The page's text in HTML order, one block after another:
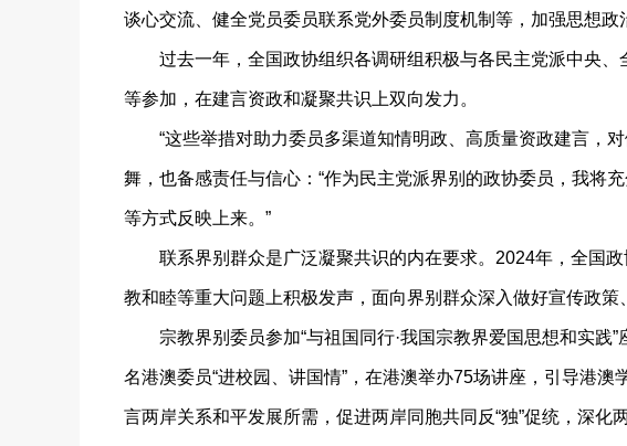
谈心交流、健全党员委员联系党外委员制度机制等，加强思想政
过去一年，全国政协组织各调研组积极与各民主党派中央、
等参加，在建言资政和凝聚共识上双向发力。
“这些举措对助力委员多渠道知情明政、高质量资政建言，对
舞，也备感责任与信心：“作为民主党派界别的政协委员，我将
等方式反映上来。”
联系界别群众是广泛凝聚共识的内在要求。2024年，全国政
教和睦等重大问题上积极发声，面向界别群众深入做好宣传政策
宗教界别委员参加“与祖国同行·我国宗教界爱国思想和实践”
名港澳委员“进校园、讲国情”，在港澳举办75场讲座，引导港
言两岸关系和平发展所需，促进两岸同胞共同反“独”促统，深